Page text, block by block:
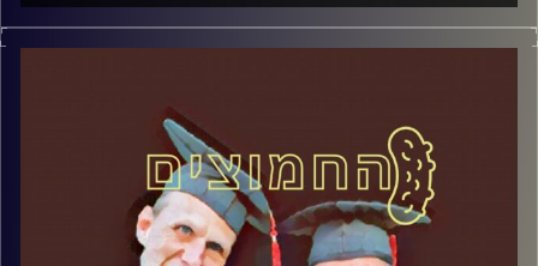
המערכת הפוליטית על ספת הפסיכולוג, עם פרופסור בועז בן-
דוד ופרופסור גלעד הירשברגר
קרדיט תמונות:AudioVersity